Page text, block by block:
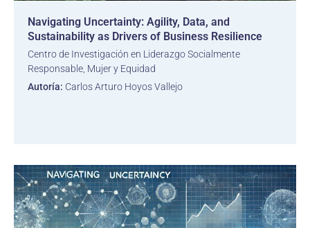
Navigating Uncertainty: Agility, Data, and
Sustainability as Drivers of Business Resilience
Centro de Investigación en Liderazgo Socialmente
Responsable, Mujer y Equidad
Autoría: Carlos Arturo Hoyos Vallejo